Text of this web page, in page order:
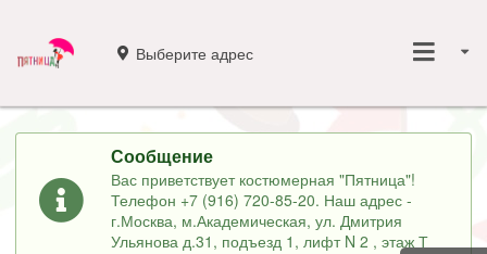
Выберите адрес
Сообщение
Вас приветствует костюмерная "Пятница"!
Телефон +7 (916) 720-85-20. Наш адрес -
г.Москва, м.Академическая, ул. Дмитрия
Ульянова д.31, подъезд 1, лифт N 2 , этаж Т